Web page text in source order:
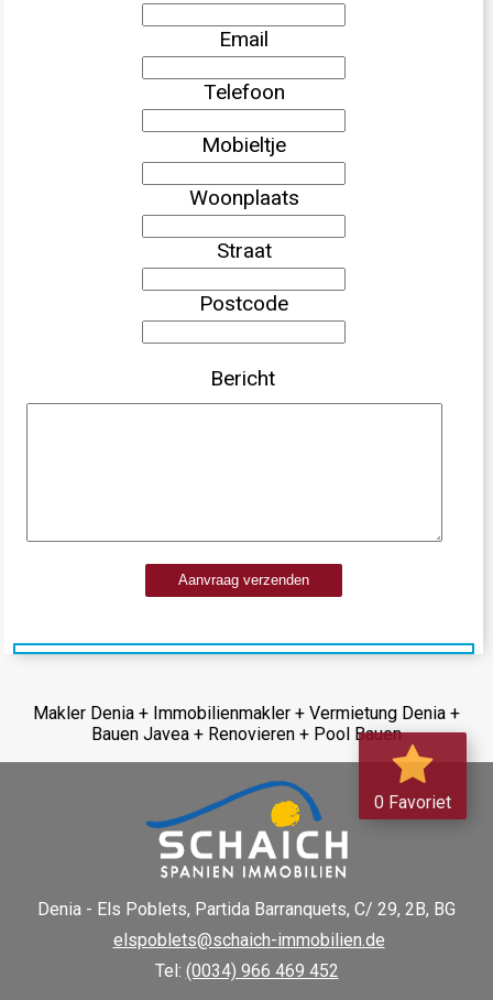
Email
Telefoon
Mobieltje
Woonplaats
Straat
Postcode
Bericht
Aanvraag verzenden
Makler Denia + Immobilienmakler + Vermietung Denia +
Bauen Javea + Renovieren + Pool Bauen
0 Favoriet
Denia - Els Poblets, Partida Barranquets, C/ 29, 2B, BG
elspoblets@schaich-immobilien.de
Tel: (0034) 966 469 452